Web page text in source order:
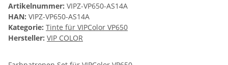
Artikelnummer: VIPZ-VP650-AS14A
HAN: VIPZ-VP650-AS14A
Kategorie: Tinte für VIPColor VP650
Hersteller: VIP COLOR